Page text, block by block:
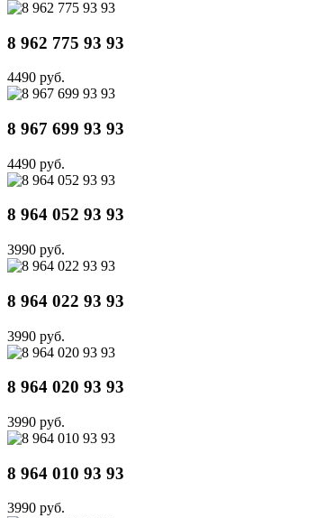
8 962 775 93 93
4490 руб.
8 967 699 93 93
4490 руб.
8 964 052 93 93
3990 руб.
8 964 022 93 93
3990 руб.
8 964 020 93 93
3990 руб.
8 964 010 93 93
3990 руб.